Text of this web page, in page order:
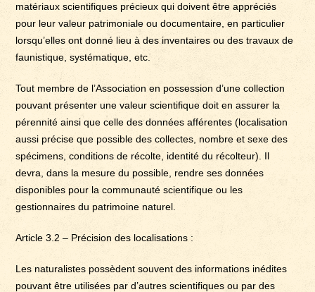
matériaux scientifiques précieux qui doivent être appréciés
pour leur valeur patrimoniale ou documentaire, en particulier
lorsqu’elles ont donné lieu à des inventaires ou des travaux de
faunistique, systématique, etc.
Tout membre de l’Association en possession d’une collection
pouvant présenter une valeur scientifique doit en assurer la
pérennité ainsi que celle des données afférentes (localisation
aussi précise que possible des collectes, nombre et sexe des
spécimens, conditions de récolte, identité du récolteur). Il
devra, dans la mesure du possible, rendre ses données
disponibles pour la communauté scientifique ou les
gestionnaires du patrimoine naturel.
Article 3.2 – Précision des localisations :
Les naturalistes possèdent souvent des informations inédites
pouvant être utilisées par d’autres scientifiques ou par des